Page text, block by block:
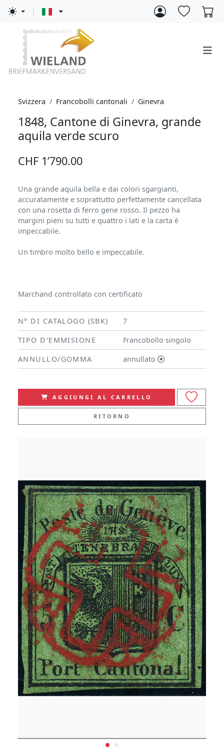
Svizzera Francobolli cantonali Ginevra
1848, Cantone di Ginevra, grande
aquila verde scuro
CHF 1’790.00
Una grande aquila bella e dai colori sgargianti,
accuratamente e soprattutto perfettamente cancellata
con una rosetta di ferro gene rosso. Il pezzo ha
margini pieni su tutti e quattro i lati e la carta è
impeccabile.
Un timbro molto bello e impeccabile.
Marchand controllato con certificato
N° DI CATALOGO (SBK)
7
TIPO D′EMMISIONE
Francobollo singolo
ANNULLO/GOMMA
annullato
AGGIUNGI AL CARRELLO
RITORNO